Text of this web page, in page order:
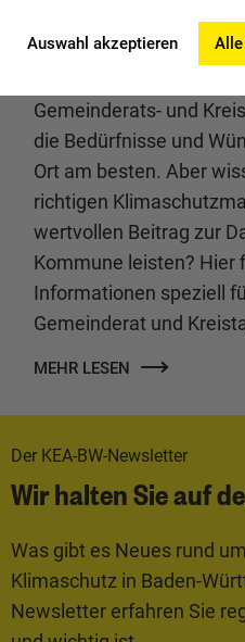
unabhängig: Für
Gemeinderat und
Gemeinderats- und
die Bedürfnisse und
Ort am besten. Aber
richtigen
wertvollen Beitrag zur
Kommune leisten? Hier
Informationen speziell
Gemeinderat und
MEHR LESEN
Der KEA-BW-Newsletter
Wir halten Sie auf
Was gibt es Neues rund
Klimaschutz in Baden-
Newsletter erfahren Sie
Auswahl akzeptieren